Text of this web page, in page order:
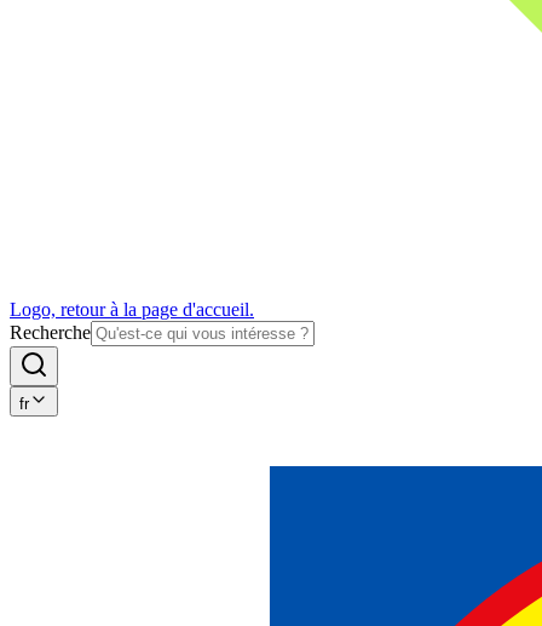
Logo, retour à la page d'accueil.
Recherche
fr